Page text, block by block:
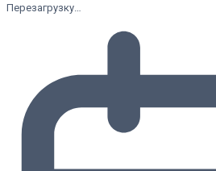
Перезагрузку…